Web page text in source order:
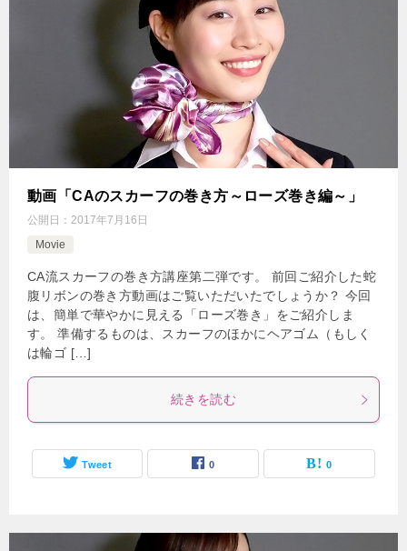
動画「CAのスカーフの巻き方～ローズ巻き編～」
公開日： 2017年7月16日
Movie
CA流スカーフの巻き方講座第二弾です。 前回ご紹介した蛇
腹リボンの巻き方動画はご覧いただいたでしょうか？ 今回
は、簡単で華やかに見える「ローズ巻き」をご紹介しま
す。 準備するものは、スカーフのほかにヘアゴム（もしく
は輪ゴ […]
続きを読む
Tweet 0 0